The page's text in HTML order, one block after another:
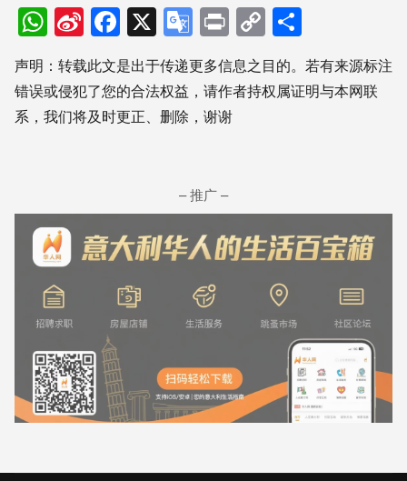
WhatsApp
Sina
Weibo
Facebook
X Google
Translate
PrintCopy
Link享
声明：转载此文是出于传递更多信息之目的。若有来源标注
错误或侵犯了您的合法权益，请作者持权属证明与本网联
系，我们将及时更正、删除，谢谢
– 推广 –